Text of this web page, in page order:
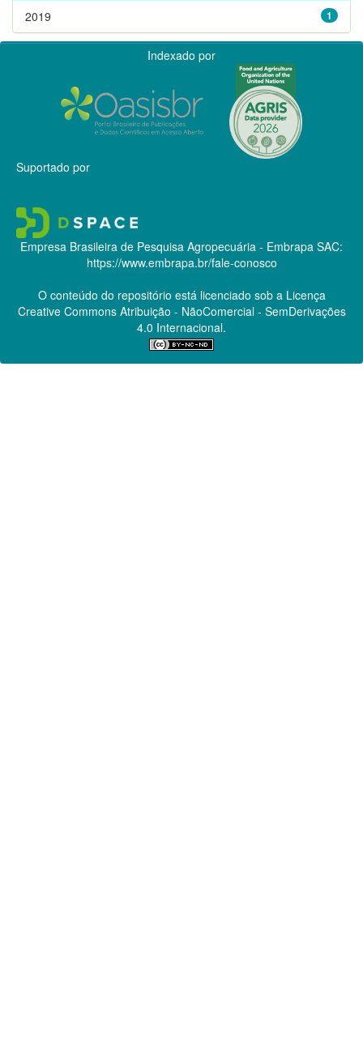
1
2019
Indexado por
Suportado por
Empresa Brasileira de Pesquisa Agropecuária - Embrapa SAC:
https://www.embrapa.br/fale-conosco
O conteúdo do repositório está licenciado sob a Licença
Creative CommonsAtribuição - NãoComercial - SemDerivações
4.0 Internacional.